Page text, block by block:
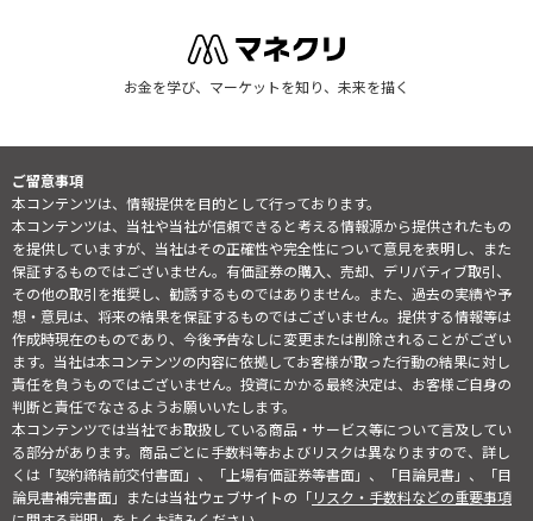
お金を学び、マーケットを知り、未来を描く
ご留意事項
本コンテンツは、情報提供を目的として行っております。
本コンテンツは、当社や当社が信頼できると考える情報源から提供されたもの
を提供していますが、当社はその正確性や完全性について意見を表明し、また
保証するものではございません。有価証券の購入、売却、デリバティブ取引、
その他の取引を推奨し、勧誘するものではありません。また、過去の実績や予
想・意見は、将来の結果を保証するものではございません。提供する情報等は
作成時現在のものであり、今後予告なしに変更または削除されることがござい
ます。当社は本コンテンツの内容に依拠してお客様が取った行動の結果に対し
責任を負うものではございません。投資にかかる最終決定は、お客様ご自身の
判断と責任でなさるようお願いいたします。
本コンテンツでは当社でお取扱している商品・サービス等について言及してい
る部分があります。商品ごとに手数料等およびリスクは異なりますので、詳し
くは「契約締結前交付書面」、「上場有価証券等書面」、「目論見書」、「目
論見書補完書面」または当社ウェブサイトの「リスク・手数料などの重要事項